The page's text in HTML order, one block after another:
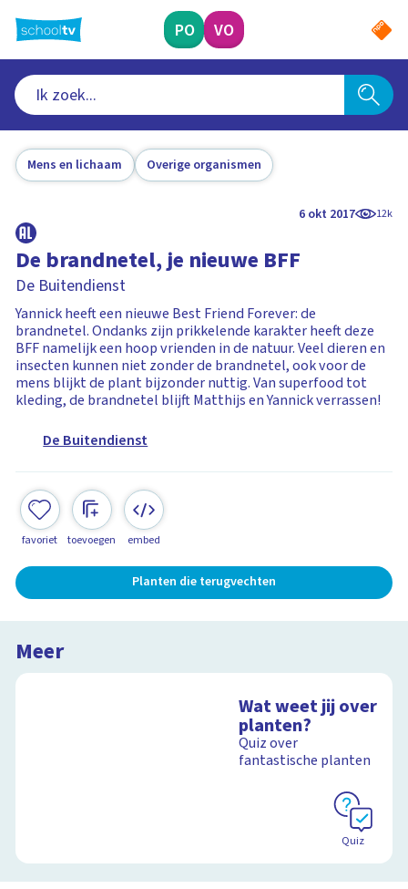
naar
hoofdinhoud
PO VO
Mens en lichaam Overige organismen
6 okt 2017 12k
De brandnetel, je nieuwe BFF
De Buitendienst
Yannick heeft een nieuwe Best Friend Forever: de
brandnetel. Ondanks zijn prikkelende karakter heeft deze
BFF namelijk een hoop vrienden in de natuur. Veel dieren en
insecten kunnen niet zonder de brandnetel, ook voor de
mens blijkt de plant bijzonder nuttig. Van superfood tot
kleding, de brandnetel blijft Matthijs en Yannick verrassen!
De Buitendienst
favoriet toevoegen embed
Planten die terugvechten
Meer
Wat weet jij over
planten?
Quiz over
fantastische planten
Quiz